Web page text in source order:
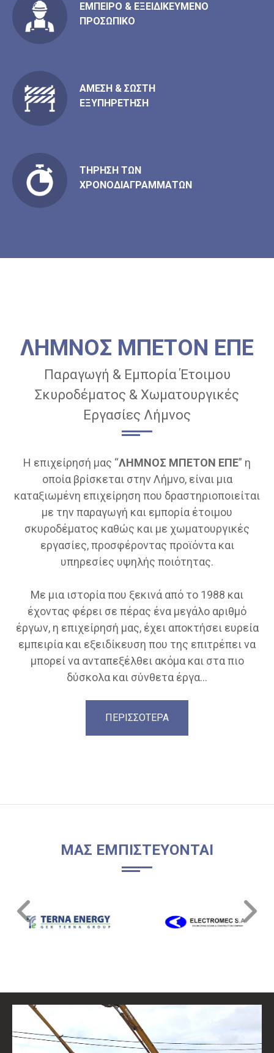
ΕΜΠΕΙΡΟ & ΕΞΕΙΔΙΚΕΥΜΕΝΟ
ΠΡΟΣΩΠΙΚΟ
ΑΜΕΣΗ & ΣΩΣΤΗ
ΕΞΥΠΗΡΕΤΗΣΗ
ΤHΡΗΣΗ ΤΩΝ
ΧΡΟΝΟΔΙΑΓΡΑΜΜΑΤΩΝ
ΛΗΜΝΟΣ ΜΠΕΤΟΝ ΕΠΕ
Παραγωγή & Εμπορία Έτοιμου
Σκυροδέματος & Χωματουργικές
Εργασίες Λήμνος
Η επιχείρησή μας “ΛΗΜΝΟΣ ΜΠΕΤΟΝ ΕΠΕ” η
οποία βρίσκεται στην Λήμνο, είναι μια
καταξιωμένη επιχείρηση που δραστηριοποιείται
με την παραγωγή και εμπορία έτοιμου
σκυροδέματος καθώς και με χωματουργικές
εργασίες, προσφέροντας προϊόντα και
υπηρεσίες υψηλής ποιότητας.
Με μια ιστορία που ξεκινά από το 1988 και
έχοντας φέρει σε πέρας ένα μεγάλο αριθμό
έργων, η επιχείρησή μας, έχει αποκτήσει ευρεία
εμπειρία και εξειδίκευση που της επιτρέπει να
μπορεί να ανταπεξέλθει ακόμα και στα πιο
δύσκολα και σύνθετα έργα...
ΠΕΡΙΣΣΟΤΕΡΑ
ΜΑΣ ΕΜΠΙΣΤΕΥΟΝΤΑΙ